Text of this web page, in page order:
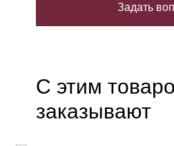
Задать
С этим
заказывают